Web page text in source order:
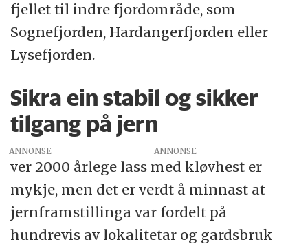
fjellet til indre fjordområde, som
Sognefjorden, Hardangerfjorden eller
Lysefjorden.
Sikra ein stabil og sikker
tilgang på jern
ANNONSE
ver 2000 årlege lass med kløvhest er
mykje, men det er verdt å minnast at
jernframstillinga var fordelt på
hundrevis av lokalitetar og gardsbruk